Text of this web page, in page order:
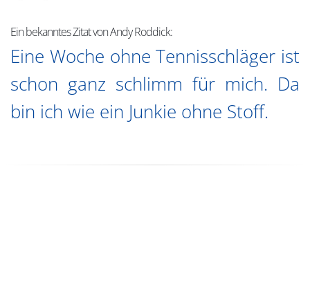
Ein bekanntes Zitat von Andy Roddick:
Eine Woche ohne Tennisschläger ist
schon ganz schlimm für mich. Da
bin ich wie ein Junkie ohne Stoff.